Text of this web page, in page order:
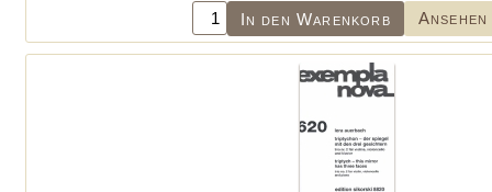
In den Warenkorb Ansehen